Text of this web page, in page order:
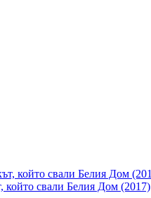
свали Белия Дом (2017)